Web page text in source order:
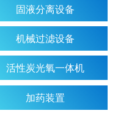
固液分离设备
机械过滤设备
活性炭光氧一体机
加药装置